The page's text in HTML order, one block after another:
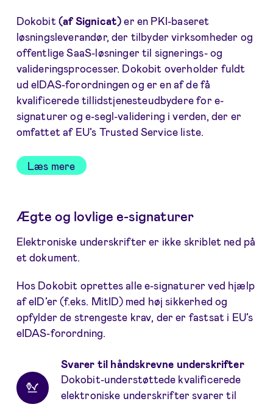
Dokobit (af Signicat) er en PKI-baseret
løsningsleverandør, der tilbyder virksomheder og
offentlige SaaS-løsninger til signerings- og
valideringsprocesser. Dokobit overholder fuldt
ud eIDAS-forordningen og er en af de få
kvalificerede tillidstjenesteudbydere for e-
signaturer og e-segl-validering i verden, der er
omfattet af EU’s Trusted Service liste.
Læs mere
Ægte og lovlige e-signaturer
Elektroniske underskrifter er ikke skriblet ned på
et dokument.
Hos Dokobit oprettes alle e-signaturer ved hjælp
af eID’er (f.eks. MitID) med høj sikkerhed og
opfylder de strengeste krav, der er fastsat i EU’s
eIDAS-forordning.
Svarer til håndskrevne underskrifter
Dokobit-understøttede kvalificerede
elektroniske underskrifter svarer til